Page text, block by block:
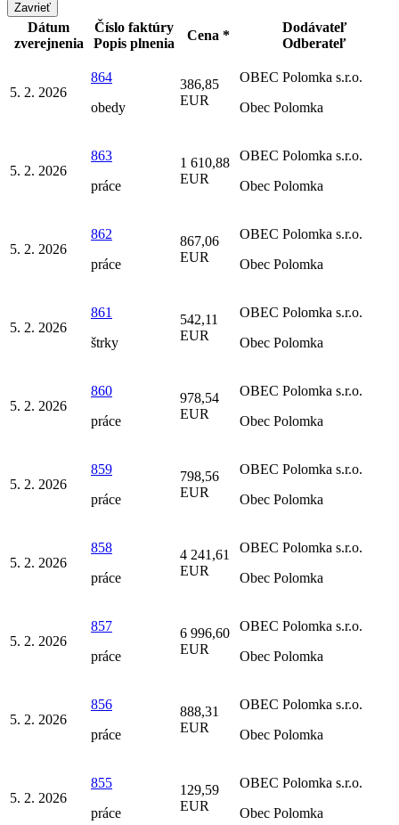
Zavrieť
Dátum
zverejnenia
Číslo faktúry
Popis plnenia
Cena *
Dodávateľ
Odberateľ
5. 2. 2026
864
obedy
386,85
EUR
OBEC Polomka s.r.o.
Obec Polomka
5. 2. 2026
863
práce
1 610,88
EUR
OBEC Polomka s.r.o.
Obec Polomka
5. 2. 2026
862
práce
867,06
EUR
OBEC Polomka s.r.o.
Obec Polomka
5. 2. 2026
861
štrky
542,11
EUR
OBEC Polomka s.r.o.
Obec Polomka
5. 2. 2026
860
práce
978,54
EUR
OBEC Polomka s.r.o.
Obec Polomka
5. 2. 2026
859
práce
798,56
EUR
OBEC Polomka s.r.o.
Obec Polomka
5. 2. 2026
858
práce
4 241,61
EUR
OBEC Polomka s.r.o.
Obec Polomka
5. 2. 2026
857
práce
6 996,60
EUR
OBEC Polomka s.r.o.
Obec Polomka
5. 2. 2026
856
práce
888,31
EUR
OBEC Polomka s.r.o.
Obec Polomka
5. 2. 2026
855
práce
129,59
EUR
OBEC Polomka s.r.o.
Obec Polomka